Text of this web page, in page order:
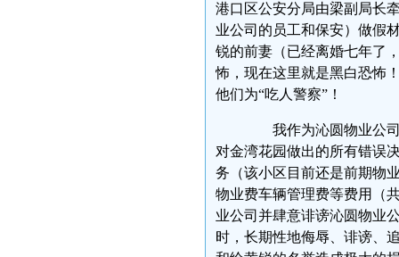
港口区公安分局由梁副局长
业公司的员工和保安）做假
锐的前妻（已经离婚七年了
怖，现在这里就是黑白恐怖
他们为“吃人警察”！
我作为沁圆物业公司
对金湾花园做出的所有错误
务（该小区目前还是前期物
物业费车辆管理费等费用（
业公司并肆意诽谤沁圆物业
时，长期性地侮辱、诽谤、